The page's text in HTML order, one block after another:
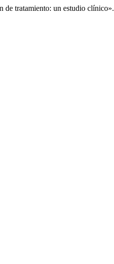
de tratamiento: un estudio clínico».